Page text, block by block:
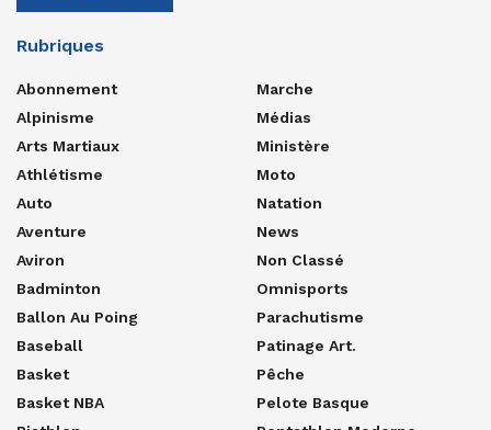
Rubriques
Abonnement
Alpinisme
Arts Martiaux
Athlétisme
Auto
Aventure
Aviron
Badminton
Ballon Au Poing
Baseball
Basket
Basket NBA
Marche
Médias
Ministère
Moto
Natation
News
Non Classé
Omnisports
Parachutisme
Patinage Art.
Pêche
Pelote Basque